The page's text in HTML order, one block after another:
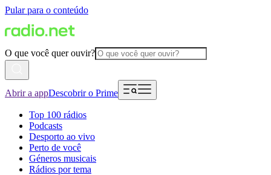
Pular para o conteúdo
O que você quer ouvir?
Abrir a appDescobrir o Prime
Top 100 rádios
Podcasts
Desporto ao vivo
Perto de você
Géneros musicais
Rádios por tema